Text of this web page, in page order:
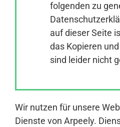
Anmelden
folgenden zu
auf dieser Seite
das Kopieren
sind leider nicht
Wir nutzen für unsere
Dienste von Arpeely.